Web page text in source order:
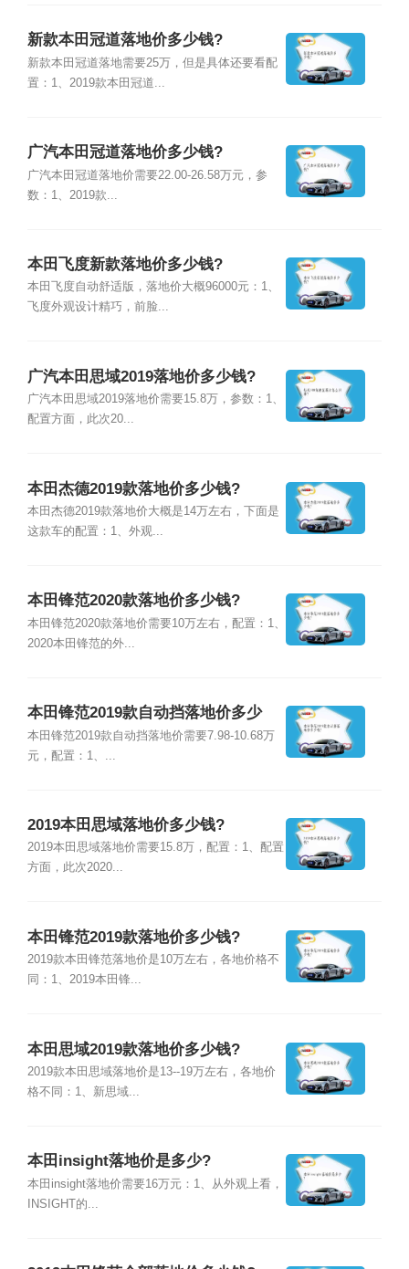
新款本田冠道落地价多少钱?
新款本田冠道落地需要25万，但是具体还要看配
置：1、2019款本田冠道...
广汽本田冠道落地价多少钱?
广汽本田冠道落地价需要22.00-26.58万元，参
数：1、2019款...
本田飞度新款落地价多少钱?
本田飞度自动舒适版，落地价大概96000元：1、
飞度外观设计精巧，前脸...
广汽本田思域2019落地价多少钱?
广汽本田思域2019落地价需要15.8万，参数：1、
配置方面，此次20...
本田杰德2019款落地价多少钱?
本田杰德2019款落地价大概是14万左右，下面是
这款车的配置：1、外观...
本田锋范2020款落地价多少钱?
本田锋范2020款落地价需要10万左右，配置：1、
2020本田锋范的外...
本田锋范2019款自动挡落地价多少
钱?
本田锋范2019款自动挡落地价需要7.98-10.68万
元，配置：1、...
2019本田思域落地价多少钱?
2019本田思域落地价需要15.8万，配置：1、配置
方面，此次2020...
本田锋范2019款落地价多少钱?
2019款本田锋范落地价是10万左右，各地价格不
同：1、2019本田锋...
本田思域2019款落地价多少钱?
2019款本田思域落地价是13--19万左右，各地价
格不同：1、新思域...
本田insight落地价是多少?
本田insight落地价需要16万元：1、从外观上看，
INSIGHT的...